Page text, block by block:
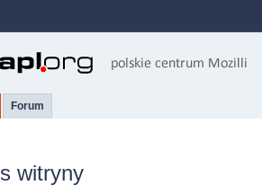
Forum
witryny